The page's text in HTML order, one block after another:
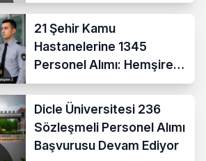
21 Şehir Kamu
Hastanelerine 1345
Personel Alımı: Hemşire,
Güvenlik, Temizlik,
Teknisyen
Dicle Üniversitesi 236
Sözleşmeli Personel Alımı
Başvurusu Devam Ediyor